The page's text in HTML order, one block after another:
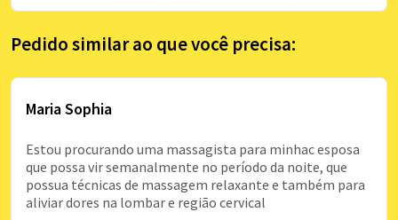
Pedido similar ao que você precisa:
Maria Sophia
Estou procurando uma massagista para minhac esposa
que possa vir semanalmente no período da noite, que
possua técnicas de massagem relaxante e também para
aliviar dores na lombar e região cervical